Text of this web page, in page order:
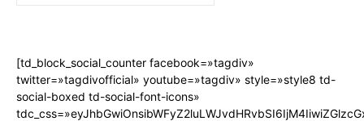
[td_block_social_counter facebook=»tagdiv»
twitter=»tagdivofficial» youtube=»tagdiv» style=»style8 td-
social-boxed td-social-font-icons»